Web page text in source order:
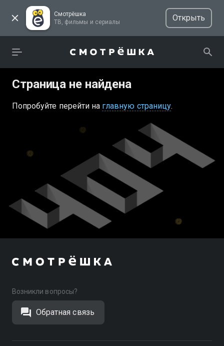
Смотрёшка
ТВ, фильмы и сериалы
Открыть
Страница не найдена
Попробуйте перейти на главную страницу.
Возникли вопросы?
Обратная связь